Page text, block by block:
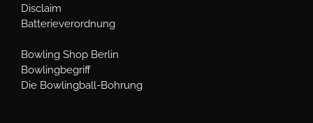
Disclaim
Batterieverordnung
Bowling Shop Berlin
Bowlingbegriff
Die Bowlingball-Bohrung